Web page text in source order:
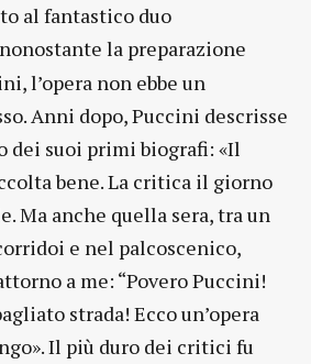
al fantastico duo
la preparazione
l’opera non ebbe un
Anni dopo, Puccini descrisse
dei suoi primi biografi: «Il
bene. La critica il giorno
Ma anche quella sera, tra un
e nel palcoscenico,
a me: “Povero Puccini!
strada! Ecco un’opera
Il più duro dei critici fu